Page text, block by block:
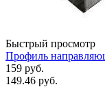
Быстрый просмотр
Профиль
159 руб.
149.46 руб.